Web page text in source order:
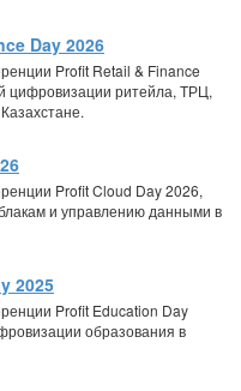
Day 2026
Profit Retail & Finance
цифровизации ритейла, ТРЦ,
Profit Cloud Day 2026,
и управлению данными в
2025
Profit Education Day
образования в